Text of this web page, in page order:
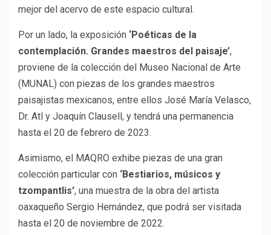
mejor del acervo de este espacio cultural.
Por un lado, la exposición ‘Poéticas de la
contemplación. Grandes maestros del paisaje’,
proviene de la colección del Museo Nacional de Arte
(MUNAL) con piezas de los grandes maestros
paisajistas mexicanos, entre ellos José María Velasco,
Dr. Atl y Joaquín Clausell, y tendrá una permanencia
hasta el 20 de febrero de 2023.
Asimismo, el MAQRO exhibe piezas de una gran
colección particular con ‘Bestiarios, músicos y
tzompantlis’, una muestra de la obra del artista
oaxaqueño Sergio Hernández, que podrá ser visitada
hasta el 20 de noviembre de 2022.